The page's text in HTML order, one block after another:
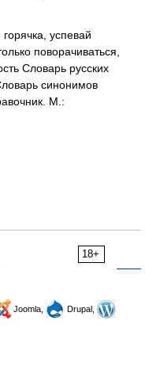
успевай
поворачиваться,
Словарь русских
синонимов
М.:
18+
Joomla,
Drupal,